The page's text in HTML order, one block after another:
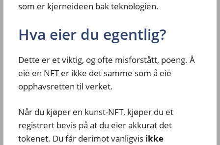
som er kjerneideen bak teknologien.
Hva eier du egentlig?
Dette er et viktig, og ofte misforstått, poeng. Å
eie en NFT er ikke det samme som å eie
opphavsretten til verket.
Når du kjøper en kunst-NFT, kjøper du et
registrert bevis på at du eier akkurat det
tokenet. Du får derimot vanligvis ikke